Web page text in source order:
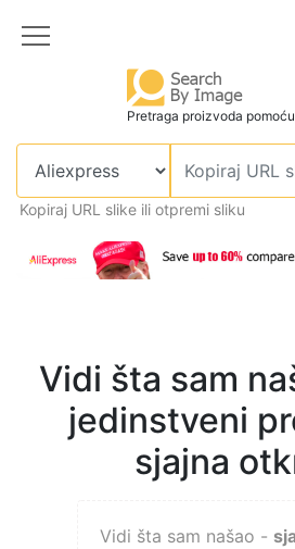
Pretraga proizvoda
Kopiraj URL slike ili otpremi sliku
Vidi šta sam
jedinstveni
sjajna
Vidi šta sam našao -